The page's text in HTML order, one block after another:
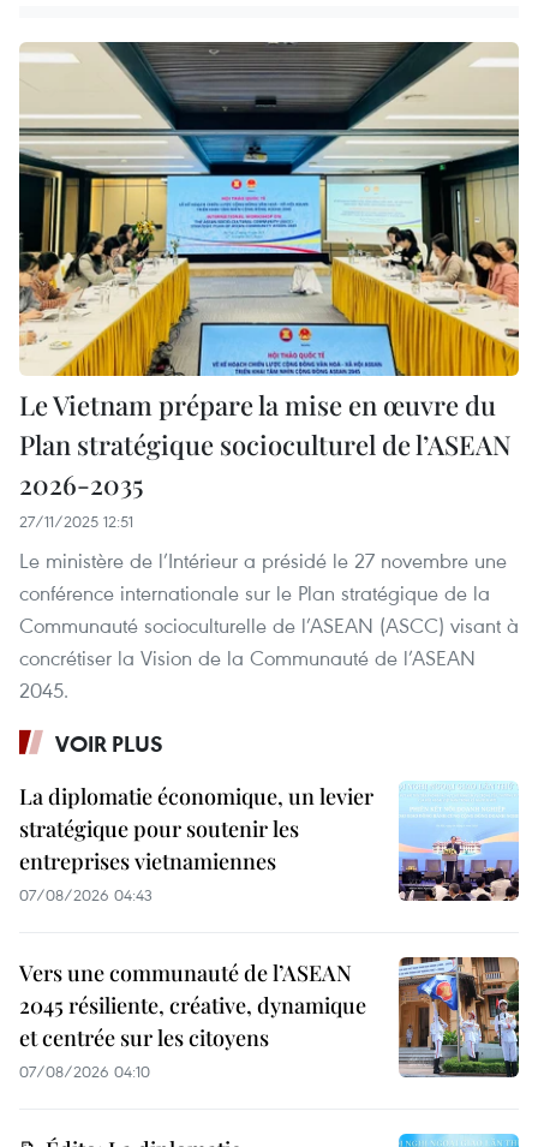
Le Vietnam prépare la mise en œuvre du
Plan stratégique socioculturel de l’ASEAN
2026-2035
27/11/2025 12:51
Le ministère de l’Intérieur a présidé le 27 novembre une
conférence internationale sur le Plan stratégique de la
Communauté socioculturelle de l’ASEAN (ASCC) visant à
concrétiser la Vision de la Communauté de l’ASEAN
2045.
VOIR PLUS
La diplomatie économique, un levier
stratégique pour soutenir les
entreprises vietnamiennes
07/08/2026 04:43
Vers une communauté de l’ASEAN
2045 résiliente, créative, dynamique
et centrée sur les citoyens
07/08/2026 04:10